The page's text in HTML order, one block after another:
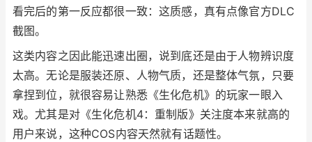
看完后的第一反应都很一致：这质感，真有点像官方DLC
截图。
这类内容之因此能迅速出圈，说到底还是由于人物辨识度
太高。无论是服装还原、人物气质，还是整体气氛，只要
拿捏到位，就很容易让熟悉《生化危机》的玩家一眼入
戏。尤其是对《生化危机4：重制版》关注度本来就高的
用户来说，这种COS内容天然就有话题性。